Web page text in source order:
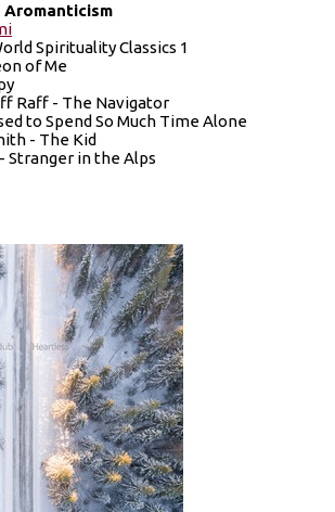
Aromanticism
Spirituality Classics 1
of Me
Raff - The Navigator
to Spend So Much Time Alone
- The Kid
Stranger in the Alps